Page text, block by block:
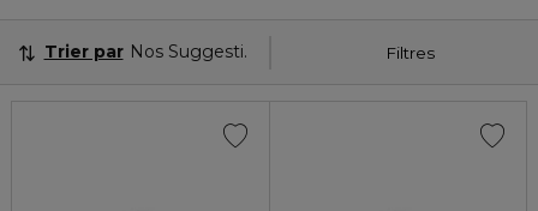
Filtres
Trier par Nos Suggestions